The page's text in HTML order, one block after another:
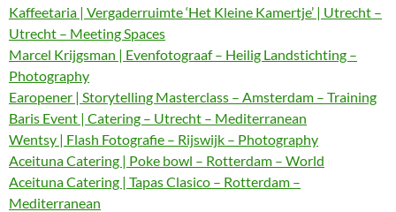
Kaffeetaria | Vergaderruimte ‘Het Kleine Kamertje’ | Utrecht –
Utrecht – Meeting Spaces
Marcel Krijgsman | Evenfotograaf – Heilig Landstichting –
Photography
Earopener | Storytelling Masterclass – Amsterdam – Training
Baris Event | Catering – Utrecht – Mediterranean
Wentsy | Flash Fotografie – Rijswijk – Photography
Aceituna Catering | Poke bowl – Rotterdam – World
Aceituna Catering | Tapas Clasico – Rotterdam –
Mediterranean